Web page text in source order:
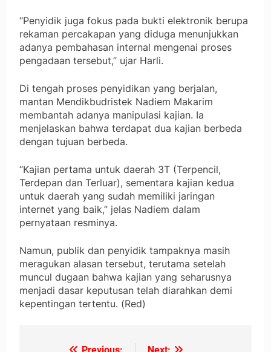
“Penyidik juga fokus pada bukti elektronik berupa
rekaman percakapan yang diduga menunjukkan
adanya pembahasan internal mengenai proses
pengadaan tersebut,” ujar Harli.
Di tengah proses penyidikan yang berjalan,
mantan Mendikbudristek Nadiem Makarim
membantah adanya manipulasi kajian. Ia
menjelaskan bahwa terdapat dua kajian berbeda
dengan tujuan berbeda.
“Kajian pertama untuk daerah 3T (Terpencil,
Terdepan dan Terluar), sementara kajian kedua
untuk daerah yang sudah memiliki jaringan
internet yang baik,” jelas Nadiem dalam
pernyataan resminya.
Namun, publik dan penyidik tampaknya masih
meragukan alasan tersebut, terutama setelah
muncul dugaan bahwa kajian yang seharusnya
menjadi dasar keputusan telah diarahkan demi
kepentingan tertentu. (Red)